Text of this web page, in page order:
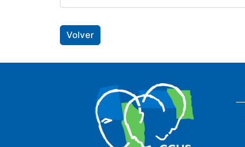
Volver